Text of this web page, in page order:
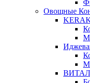
Овощные
ВИТАЛ